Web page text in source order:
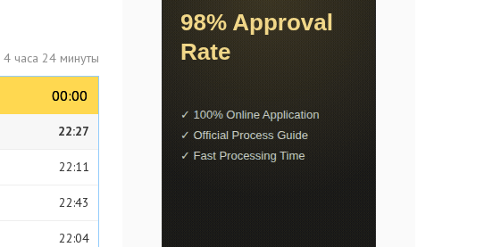
4 часа 24 минуты
00:00
00:00
22:27
22:11
22:43
22:04